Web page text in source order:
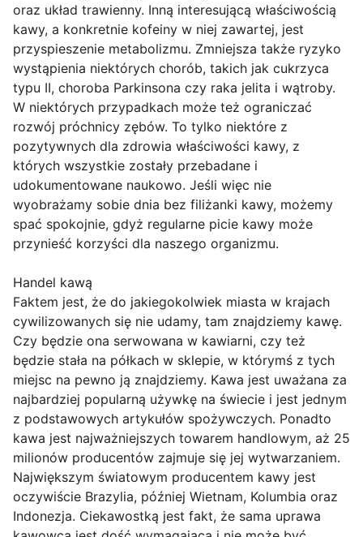
oraz układ trawienny. Inną interesującą właściwością
kawy, a konkretnie kofeiny w niej zawartej, jest
przyspieszenie metabolizmu. Zmniejsza także ryzyko
wystąpienia niektórych chorób, takich jak cukrzyca
typu II, choroba Parkinsona czy raka jelita i wątroby.
W niektórych przypadkach może też ograniczać
rozwój próchnicy zębów. To tylko niektóre z
pozytywnych dla zdrowia właściwości kawy, z
których wszystkie zostały przebadane i
udokumentowane naukowo. Jeśli więc nie
wyobrażamy sobie dnia bez filiżanki kawy, możemy
spać spokojnie, gdyż regularne picie kawy może
przynieść korzyści dla naszego organizmu.
Handel kawą
Faktem jest, że do jakiegokolwiek miasta w krajach
cywilizowanych się nie udamy, tam znajdziemy kawę.
Czy będzie ona serwowana w kawiarni, czy też
będzie stała na półkach w sklepie, w którymś z tych
miejsc na pewno ją znajdziemy. Kawa jest uważana za
najbardziej popularną używkę na świecie i jest jednym
z podstawowych artykułów spożywczych. Ponadto
kawa jest najważniejszych towarem handlowym, aż 25
milionów producentów zajmuje się jej wytwarzaniem.
Największym światowym producentem kawy jest
oczywiście Brazylia, później Wietnam, Kolumbia oraz
Indonezja. Ciekawostką jest fakt, że sama uprawa